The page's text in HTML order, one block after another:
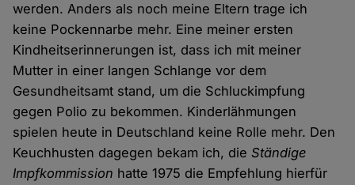
werden. Anders als noch meine Eltern trage ich
keine Pockennarbe mehr. Eine meiner ersten
Kindheitserinnerungen ist, dass ich mit meiner
Mutter in einer langen Schlange vor dem
Gesundheitsamt stand, um die Schluckimpfung
gegen Polio zu bekommen. Kinderlähmungen
spielen heute in Deutschland keine Rolle mehr. Den
Keuchhusten dagegen bekam ich, dieStändige
Impfkommission hatte 1975 die Empfehlung hierfür